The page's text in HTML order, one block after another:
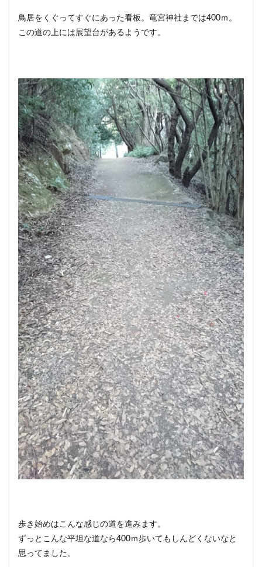
鳥居をくぐってすぐにあった看板。竜宮神社までは400ｍ。
この道の上には展望台があるようです。
歩き始めはこんな感じの道を進みます。
ずっとこんな平坦な道なら400ｍ歩いてもしんどくないなと
思ってました。